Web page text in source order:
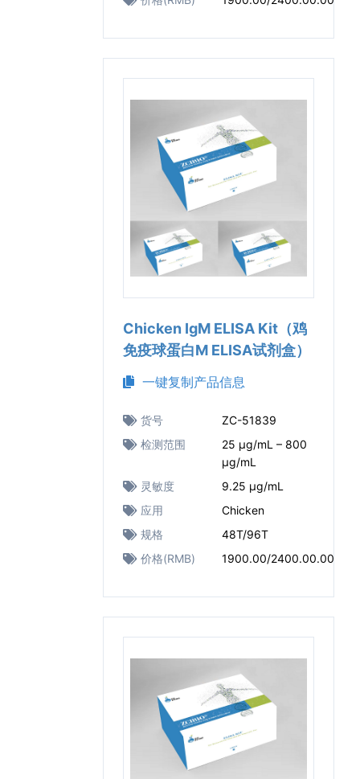
Chicken IgM ELISA Kit（鸡
免疫球蛋白M ELISA试剂盒）
一键复制产品信息
货号
ZC-51839
检测范围
25 μg/mL – 800
μg/mL
灵敏度
9.25 μg/mL
应用
Chicken
规格
48T/96T
价格(RMB)
1900.00/2400.00.00